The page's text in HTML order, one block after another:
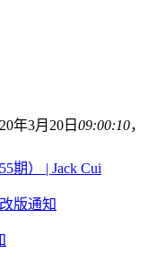
年3月20日 09:00:10，
期） | Jack Cui